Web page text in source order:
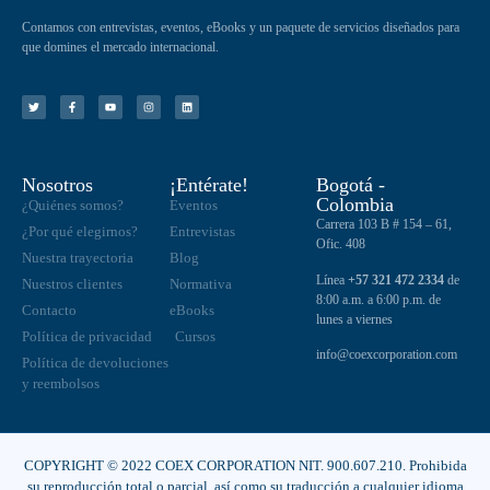
Contamos con entrevistas, eventos, eBooks y un paquete de servicios diseñados para
que domines el mercado internacional.
Nosotros
¿Quiénes somos?
¿Por qué elegirnos?
Nuestra trayectoria
Nuestros clientes
Contacto
Política de privacidad
Política de devoluciones
y reembolsos
¡Entérate!
Eventos
Entrevistas
Blog
Normativa
eBooks
Cursos
Bogotá -
Colombia
Carrera 103 B # 154 – 61,
Ofic. 408
Línea +57 321 472 2334de
8:00 a.m. a 6:00 p.m. de
lunes a viernes
info@coexcorporation.com
COPYRIGHT © 2022 COEX CORPORATION NIT. 900.607.210. Prohibida
su reproducción total o parcial, así como su traducción a cualquier idioma